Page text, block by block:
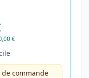
€
commande